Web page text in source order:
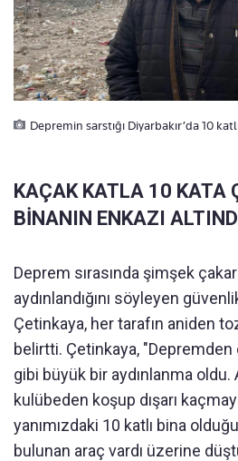
Depremin sarstığı Diyarbakır’da 10
KAÇAK KATLA 10 KATA
BİNANIN ENKAZI
Deprem sırasında şimşek
aydınlandığını söyleyen
Çetinkaya, her tarafın aniden toz
belirtti. Çetinkaya,
gibi büyük bir aydınlanma oldu.
kulübeden koşup dışarı
yanımızdaki 10 katlı bina
bulunan araç vardı üzerine